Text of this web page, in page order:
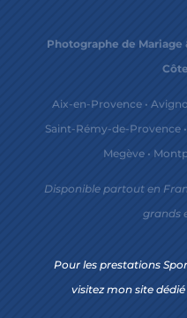
Photographe de Mariage
Aix-en-Provence•
Saint-Rémy-de-Provence•
Megève•
Disponible partout en
grands
Pour les prestations
visitez mon site dédié